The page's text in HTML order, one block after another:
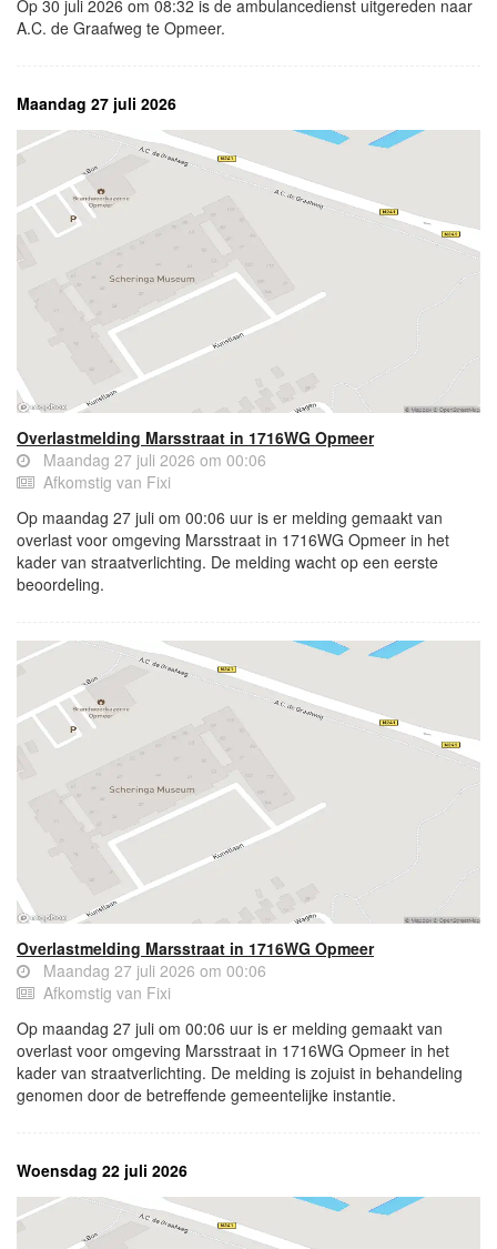
Op 30 juli 2026 om 08:32 is de ambulancedienst uitgereden naar
A.C. de Graafweg te Opmeer.
Maandag 27 juli 2026
Overlastmelding Marsstraat in 1716WG Opmeer
Maandag 27 juli 2026 om 00:06
Afkomstig van Fixi
Op maandag 27 juli om 00:06 uur is er melding gemaakt van
overlast voor omgeving Marsstraat in 1716WG Opmeer in het
kader van straatverlichting. De melding wacht op een eerste
beoordeling.
Overlastmelding Marsstraat in 1716WG Opmeer
Maandag 27 juli 2026 om 00:06
Afkomstig van Fixi
Op maandag 27 juli om 00:06 uur is er melding gemaakt van
overlast voor omgeving Marsstraat in 1716WG Opmeer in het
kader van straatverlichting. De melding is zojuist in behandeling
genomen door de betreffende gemeentelijke instantie.
Woensdag 22 juli 2026